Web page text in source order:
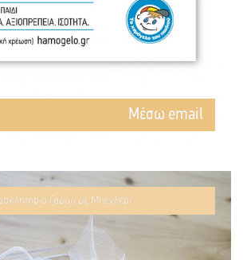
Mέσω email
Γάμου με Μπεγλέρι